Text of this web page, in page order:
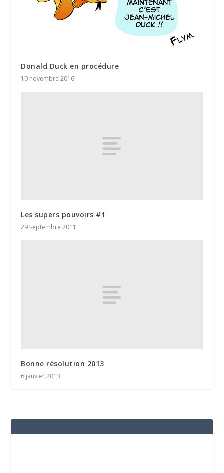
Donald Duck en procédure
10 novembre 2016
Les supers pouvoirs #1
29 septembre 2011
Bonne résolution 2013
6 janvier 2013